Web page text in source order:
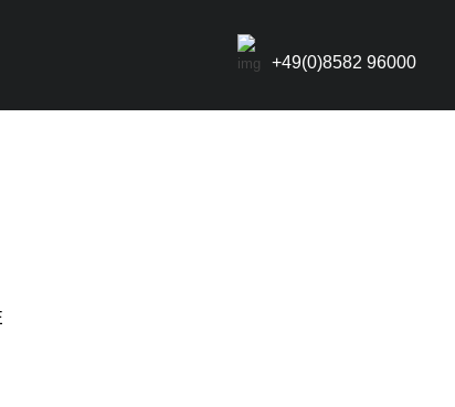
+49(0)8582 96000